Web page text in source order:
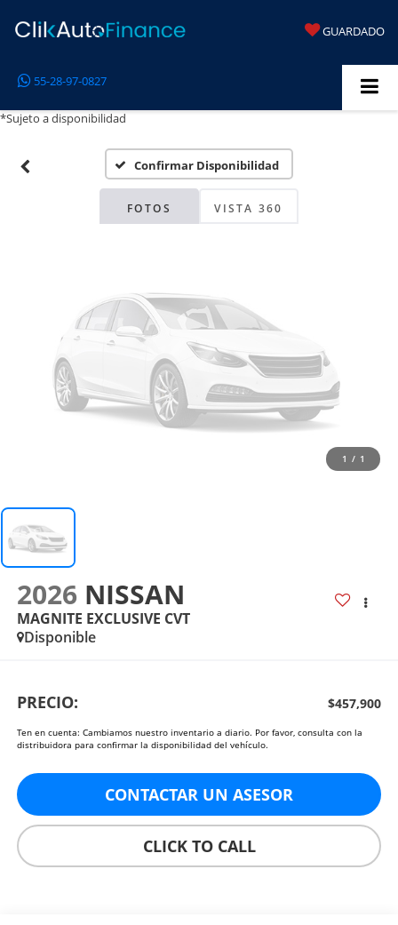
GUARDADO
55-28-97-0827
*Sujeto a disponibilidad
Confirmar Disponibilidad
FOTOS VISTA 360
Disponibles
Por favor, revise luego
1 / 1
2026 NISSAN
MAGNITE EXCLUSIVE CVT
Disponible
PRECIO: $457,900
Ten en cuenta: Cambiamos nuestro inventario a diario. Por favor, consulta con la
distribuidora para confirmar la disponibilidad del vehículo.
CONTACTAR UN ASESOR
CLICK TO CALL